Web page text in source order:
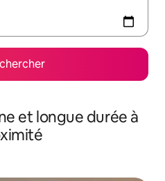
et longue durée à